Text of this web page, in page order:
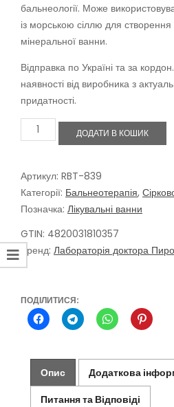
бальнеології. Може
із морською сіллю для
мінеральної ванни.
Відправка по Україні та за
наявності від виробника з
придатності.
Сірководневі
ванни
г
кількість
ДОДАТИ В КОШИК
Артикул: RBT-839
Категорії: Бальнеотерапія,
Позначка: Лікувальні ванни
GTIN: 4820031810357
Бренд: Лабораторія доктора
ПОДІЛИТИСЯ:
Опис Додаткова
Питання та Відповіді